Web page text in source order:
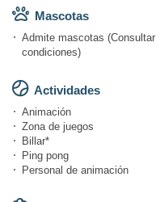
Mascotas
Admite mascotas (Consultar
condiciones)
Actividades
Animación
Zona de juegos
Billar*
Ping pong
Personal de animación